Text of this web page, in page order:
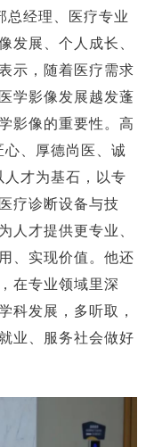
总经理、医疗专业
发展、个人成长、
示，随着医疗需求
学影像发展越发蓬
影像的重要性。高
心、厚德尚医、诚
人才为基石，以专
疗诊断设备与技
人才提供更专业、
、实现价值。他还
在专业领域里深
科发展，多听取，
业、服务社会做好